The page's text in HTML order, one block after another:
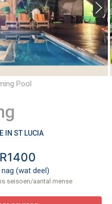
Pool
IN ST LUCIA
(wat deel)
seisoen/aantal mense